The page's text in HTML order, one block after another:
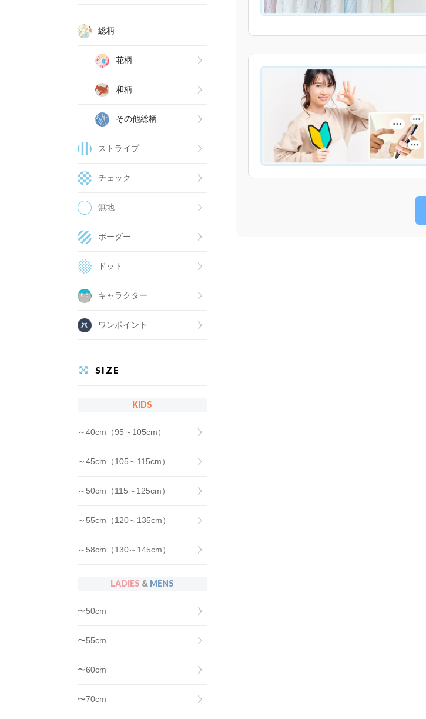
総柄
花柄
和柄
その他総柄
ストライプ
チェック
無地
ボーダー
ドット
キャラクター
ワンポイント
SIZE
KIDS
～40cm（95～105cm）
～45cm（105～115cm）
～50cm（115～125cm）
～55cm（120～135cm）
～58cm（130～145cm）
LADIES & MENS
〜50cm
〜55cm
〜60cm
〜70cm